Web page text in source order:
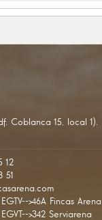
Coblanca 15, local 1).
12
51
>46A Fincas Arena
>342 Serviarena